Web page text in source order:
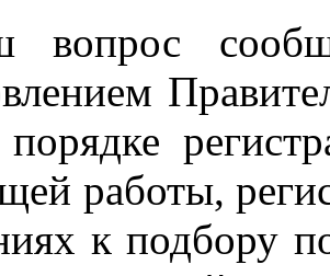
работы,
к подбору